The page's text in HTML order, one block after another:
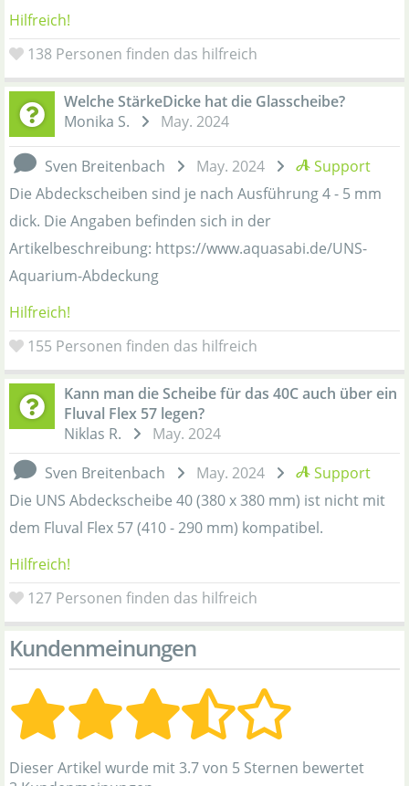
Hilfreich!
138 Personen finden das hilfreich
Welche StärkeDicke hat die Glasscheibe?
Monika S.
May. 2024
Sven Breitenbach May. 2024
Support
Die Abdeckscheiben sind je nach Ausführung 4 - 5 mm
dick. Die Angaben befinden sich in der
Artikelbeschreibung: https://www.aquasabi.de/UNS-
Aquarium-Abdeckung
Hilfreich!
155 Personen finden das hilfreich
Kann man die Scheibe für das 40C auch über ein
Fluval Flex 57 legen?
Niklas R.
May. 2024
Sven Breitenbach
May. 2024
Support
Die UNS Abdeckscheibe 40 (380 x 380 mm) ist nicht mit
dem Fluval Flex 57 (410 - 290 mm) kompatibel.
Hilfreich!
127 Personen finden das hilfreich
Kundenmeinungen
Dieser Artikel wurde mit 3.7 von 5 Sternen bewertet